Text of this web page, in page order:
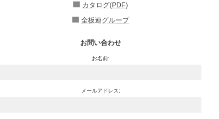
カタログ(PDF)
全板連グループ
お問い合わせ
お名前:
メールアドレス: